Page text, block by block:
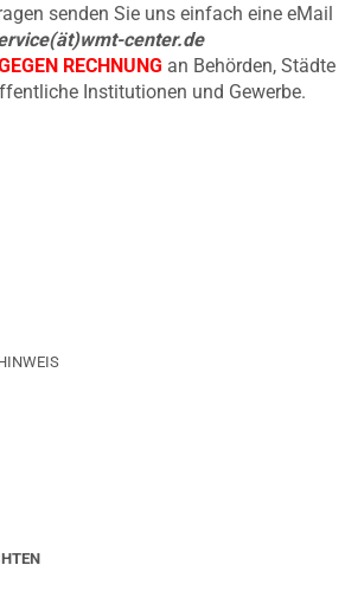
senden Sie uns einfach eine eMail
center.de
RECHNUNG an Behörden, Städte
Institutionen und Gewerbe.